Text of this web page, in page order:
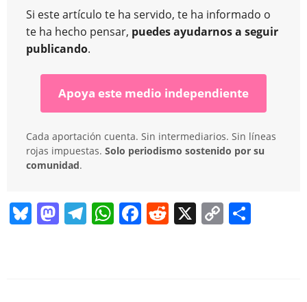
Si este artículo te ha servido, te ha informado o
te ha hecho pensar, puedes ayudarnos a seguir
publicando.
Apoya este medio independiente
Cada aportación cuenta. Sin intermediarios. Sin líneas
rojas impuestas. Solo periodismo sostenido por su
comunidad.
Bl M T
W F
R
X
C